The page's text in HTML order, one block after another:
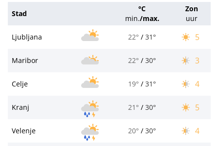
Stad
°C
min./max.
Zon
uur
Ljubljana
22° / 31° 5
Maribor 22° / 30° 3
Celje 19° / 31° 4
Kranj 21° / 30° 5
Velenje 20° / 30° 4